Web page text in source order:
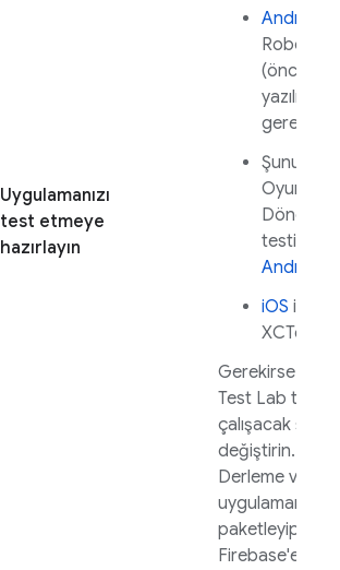
Uygulamanızı
test etmeye
hazırlayın
Android
Robo
(önceden
yazılmış
Şunun için
Oyun
Döngüsü
testi:
Android
iOS için
XCTest
Gerekirse
Test Lab
çalışacak
değiştirin.
Derleme ve
uygulamanızı
paketleyip
Firebase'e